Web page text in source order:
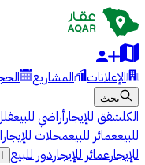
الإعلانات المشاريع
بحث
الكلشقق للإيجارأراضي للبيع
للبيععمائر للبيعمحلات للإيجار
للإيجارعمائر للإيجاردور للبيع